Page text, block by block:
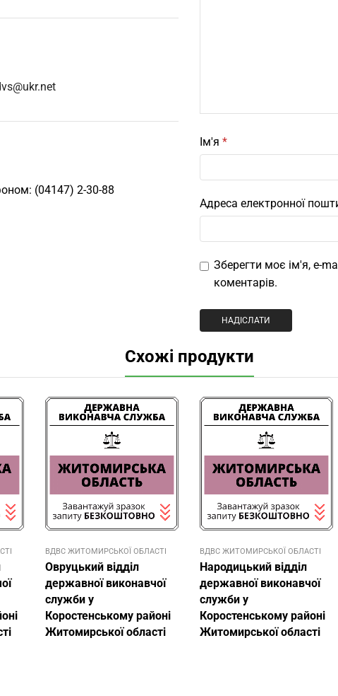
(04147) 2-30-88
Ім'я *
Адреса електронної
Зберегти моє ім'я, e-
коментарів.
Схожі продукти
ВДВС ЖИТОМИРСЬКОЇ ОБЛАСТІ
Овруцький відділ
державної виконавчої
служби у
Коростенському районі
Житомирської області
ВДВС ЖИТОМИРСЬКОЇ ОБЛАСТІ
Народицький відділ
державної виконавчої
служби у
Коростенському районі
Житомирської області